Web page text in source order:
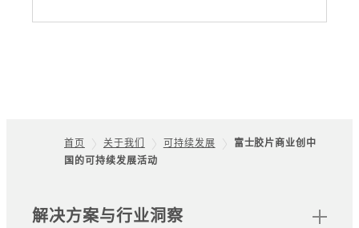
Footer
首页 关于我们 可持续发展
富士胶片商业创中
国的可持续发展活动
网站地图
解决方案与行业洞察